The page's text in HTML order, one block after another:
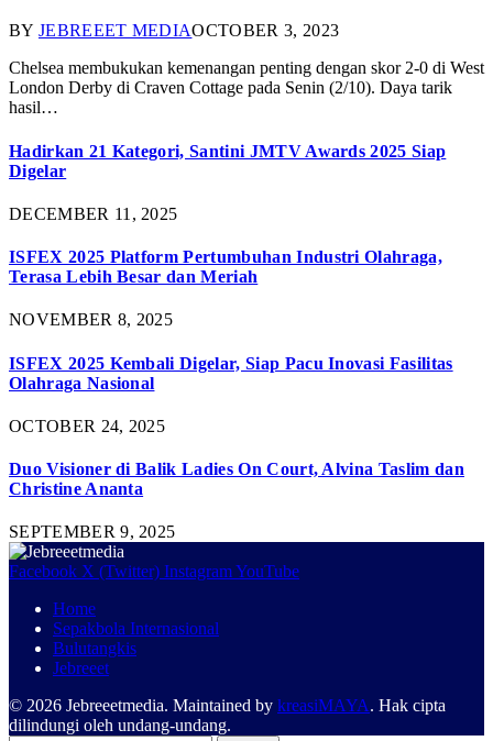
BY JEBREEET MEDIAOCTOBER 3, 2023
Chelsea membukukan kemenangan penting dengan skor 2-0 di West
London Derby di Craven Cottage pada Senin (2/10). Daya tarik
hasil…
Hadirkan 21 Kategori, Santini JMTV Awards 2025 Siap
Digelar
DECEMBER 11, 2025
ISFEX 2025 Platform Pertumbuhan Industri Olahraga,
Terasa Lebih Besar dan Meriah
NOVEMBER 8, 2025
ISFEX 2025 Kembali Digelar, Siap Pacu Inovasi Fasilitas
Olahraga Nasional
OCTOBER 24, 2025
Duo Visioner di Balik Ladies On Court, Alvina Taslim dan
Christine Ananta
SEPTEMBER 9, 2025
Facebook X (Twitter) InstagramYouTube
Home
Sepakbola Internasional
Bulutangkis
Jebreeet
© 2026 Jebreeetmedia. Maintained by kreasiMAYA. Hak cipta
dilindungi oleh undang-undang.